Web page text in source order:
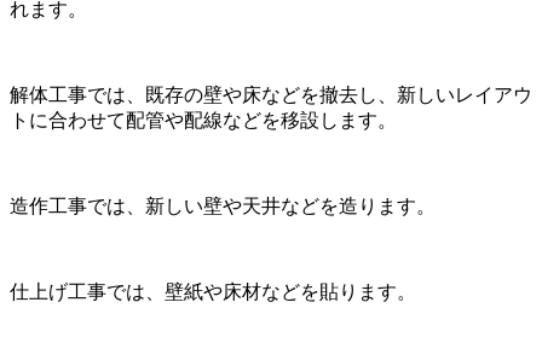
れます。
解体工事では、既存の壁や床などを撤去し、新しいレイアウ
トに合わせて配管や配線などを移設します。
造作工事では、新しい壁や天井などを造ります。
仕上げ工事では、壁紙や床材などを貼ります。